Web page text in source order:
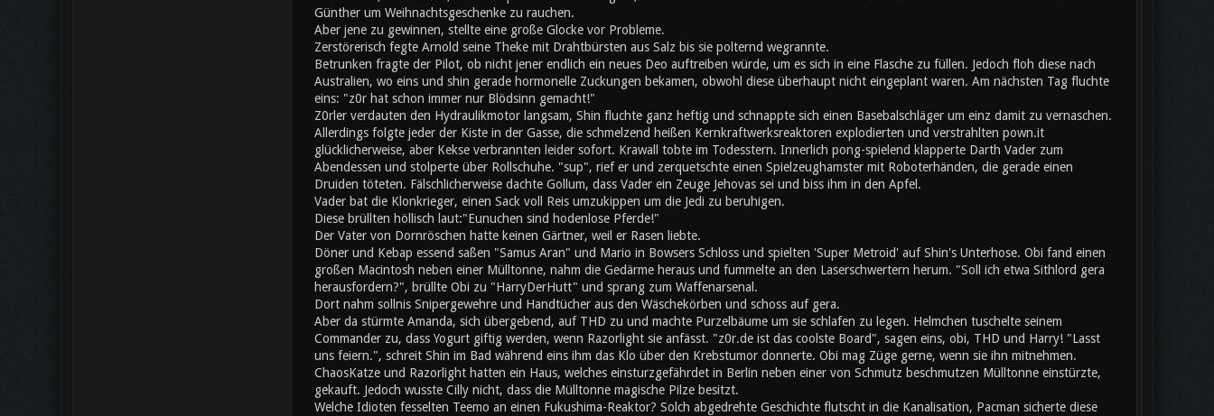
Günther um Weihnachtsgeschenke zu rauchen.
Aber jene zu gewinnen, stellte eine große Glocke vor Probleme.
Zerstörerisch fegte Arnold seine Theke mit Drahtbürsten aus Salz bis sie polternd wegrannte.
Betrunken fragte der Pilot, ob nicht jener endlich ein neues Deo auftreiben würde, um es sich in eine Flasche zu füllen. Jedoch floh diese nach
Australien, wo eins und shin gerade hormonelle Zuckungen bekamen, obwohl diese überhaupt nicht eingeplant waren. Am nächsten Tag fluchte
eins: "z0r hat schon immer nur Blödsinn gemacht!"
Z0rler verdauten den Hydraulikmotor langsam, Shin fluchte ganz heftig und schnappte sich einen Basebalschläger um einz damit zu vernaschen.
Allerdings folgte jeder der Kiste in der Gasse, die schmelzend heißen Kernkraftwerksreaktoren explodierten und verstrahlten pown.it
glücklicherweise, aber Kekse verbrannten leider sofort. Krawall tobte im Todesstern. Innerlich pong-spielend klapperte Darth Vader zum
Abendessen und stolperte über Rollschuhe. "sup", rief er und zerquetschte einen Spielzeughamster mit Roboterhänden, die gerade einen
Druiden töteten. Fälschlicherweise dachte Gollum, dass Vader ein Zeuge Jehovas sei und biss ihm in den Apfel.
Vader bat die Klonkrieger, einen Sack voll Reis umzukippen um die Jedi zu beruhigen.
Diese brüllten höllisch laut:"Eunuchen sind hodenlose Pferde!"
Der Vater von Dornröschen hatte keinen Gärtner, weil er Rasen liebte.
Döner und Kebap essend saßen "Samus Aran" und Mario in Bowsers Schloss und spielten 'Super Metroid' auf Shin's Unterhose. Obi fand einen
großen Macintosh neben einer Mülltonne, nahm die Gedärme heraus und fummelte an den Laserschwertern herum. "Soll ich etwa Sithlord gera
herausfordern?", brüllte Obi zu "HarryDerHutt" und sprang zum Waffenarsenal.
Dort nahm sollnis Snipergewehre und Handtücher aus den Wäschekörben und schoss auf gera.
Aber da stürmte Amanda, sich übergebend, auf THD zu und machte Purzelbäume um sie schlafen zu legen. Helmchen tuschelte seinem
Commander zu, dass Yogurt giftig werden, wenn Razorlight sie anfässt. "z0r.de ist das coolste Board", sagen eins, obi, THD und Harry! "Lasst
uns feiern.", schreit Shin im Bad während eins ihm das Klo über den Krebstumor donnerte. Obi mag Züge gerne, wenn sie ihn mitnehmen.
ChaosKatze und Razorlight hatten ein Haus, welches einsturzgefährdet in Berlin neben einer von Schmutz beschmutzen Mülltonne einstürzte,
gekauft. Jedoch wusste Cilly nicht, dass die Mülltonne magische Pilze besitzt.
Welche Idioten fesselten Teemo an einen Fukushima-Reaktor? Solch abgedrehte Geschichte flutscht in die Kanalisation, Pacman sicherte diese